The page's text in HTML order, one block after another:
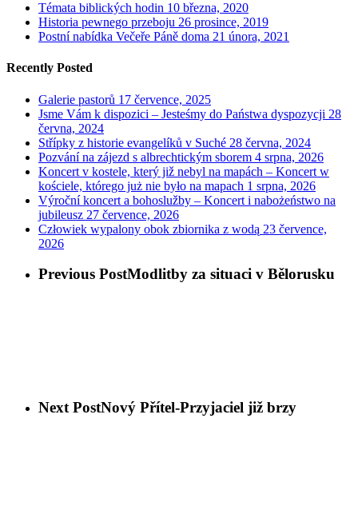
Témata biblických hodin 10 března, 2020
Historia pewnego przeboju 26 prosince, 2019
Postní nabídka Večeře Páně doma 21 února, 2021
Recently Posted
Galerie pastorů 17 července, 2025
Jsme Vám k dispozici – Jesteśmy do Państwa dyspozycji 28
června, 2024
Střípky z historie evangelíků v Suché 28 června, 2024
Pozvání na zájezd s albrechtickým sborem 4 srpna, 2026
Koncert v kostele, který již nebyl na mapách – Koncert w
kościele, którego już nie było na mapach 1 srpna, 2026
Výroční koncert a bohoslužby – Koncert i nabożeństwo na
jubileusz 27 července, 2026
Człowiek wypalony obok zbiornika z wodą 23 července,
2026
Previous PostModlitby za situaci v Bělorusku
Next PostNový Přítel-Przyjaciel již brzy